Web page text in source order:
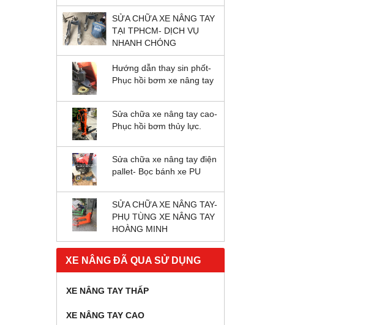
SỬA CHỮA XE NÂNG TAY
TẠI TPHCM- DỊCH VỤ
NHANH CHÓNG
Hướng dẫn thay sin phốt-
Phục hồi bơm xe nâng tay
Sửa chữa xe nâng tay cao-
Phục hồi bơm thủy lực.
Sửa chữa xe nâng tay điện
pallet- Bọc bánh xe PU
SỬA CHỮA XE NÂNG TAY-
PHỤ TÙNG XE NÂNG TAY
HOÀNG MINH
XE NÂNG ĐÃ QUA SỬ DỤNG
XE NÂNG TAY THẤP
XE NÂNG TAY CAO